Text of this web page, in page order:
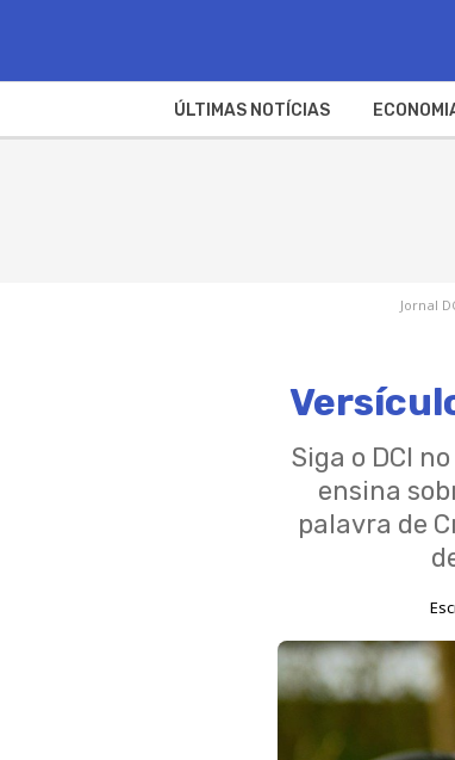
ÚLTIMAS NOTÍCIAS
Jornal
Siga o DCI
ensina
palavra de